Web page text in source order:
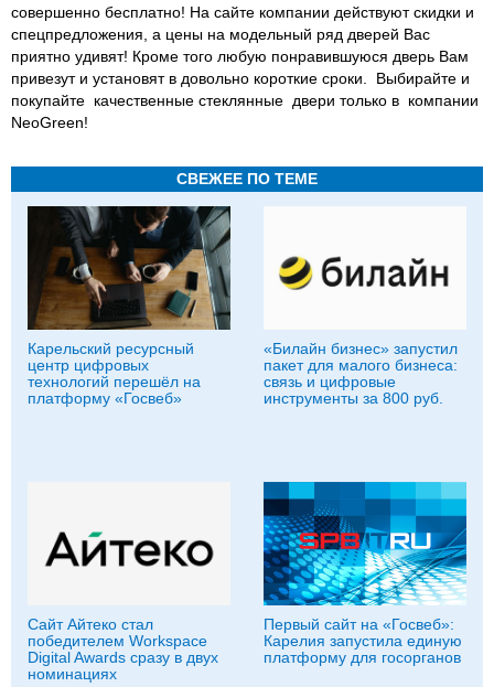
совершенно бесплатно! На сайте компании действуют скидки и
спецпредложения, а цены на модельный ряд дверей Вас
приятно удивят! Кроме того любую понравившуюся дверь Вам
привезут и установят в довольно короткие сроки. Выбирайте и
покупайте качественные стеклянные двери только в компании
NeoGreen!
СВЕЖЕЕ ПО ТЕМЕ
Карельский ресурсный
центр цифровых
технологий перешёл на
платформу «Госвеб»
«Билайн бизнес» запустил
пакет для малого бизнеса:
связь и цифровые
инструменты за 800 руб.
Сайт Айтеко стал
победителем Workspace
Digital Awards сразу в двух
номинациях
Первый сайт на «Госвеб»:
Карелия запустила единую
платформу для госорганов